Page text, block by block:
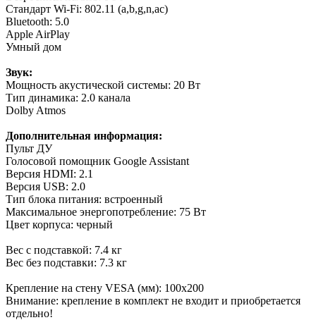
Стандарт Wi-Fi: 802.11 (a,b,g,n,ac)
Bluetooth: 5.0
Apple AirPlay
Умный дом
Звук:
Мощность акустической системы: 20 Вт
Тип динамика: 2.0 канала
Dolby Atmos
Дополнительная информация:
Пульт ДУ
Голосовой помощник Google Assistant
Версия HDMI: 2.1
Версия USB: 2.0
Тип блока питания: встроенный
Максимальное энергопотребление: 75 Вт
Цвет корпуса: черный
Вес с подставкой: 7.4 кг
Вес без подставки: 7.3 кг
Крепление на стену VESA (мм): 100x200
Внимание: крепление в комплект не входит и приобретается
отдельно!